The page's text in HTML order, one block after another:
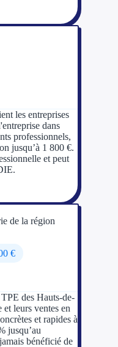
Contactez-nous
les entreprises
dans
professionnels,
jusqu’à 1 800 €.
et peut
de la région
€
des Hauts-de-
leurs ventes en
et rapides à
jusqu’au
bénéficié de